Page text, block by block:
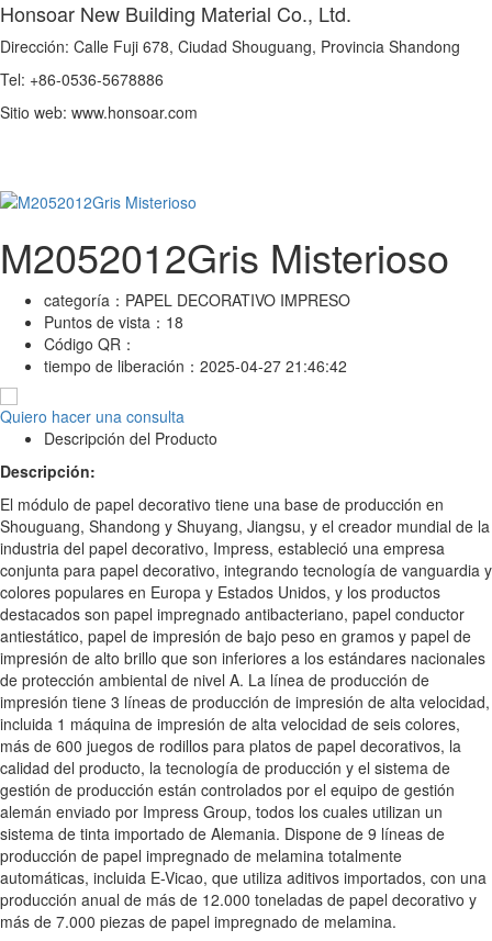
Honsoar New Building Material Co., Ltd.
Dirección: Calle Fuji 678, Ciudad Shouguang, Provincia Shandong
Tel: +86-0536-5678886
Sitio web: www.honsoar.com
M2052012Gris Misterioso
categoría： PAPEL DECORATIVO IMPRESO
Puntos de vista： 18
Código QR：
tiempo de liberación： 2025-04-27 21:46:42
Quiero hacer una consulta
Descripción del Producto
Descripción:
El módulo de papel decorativo tiene una base de producción en
Shouguang, Shandong y Shuyang, Jiangsu, y el creador mundial de la
industria del papel decorativo, Impress, estableció una empresa
conjunta para papel decorativo, integrando tecnología de vanguardia y
colores populares en Europa y Estados Unidos, y los productos
destacados son papel impregnado antibacteriano, papel conductor
antiestático, papel de impresión de bajo peso en gramos y papel de
impresión de alto brillo que son inferiores a los estándares nacionales
de protección ambiental de nivel A. La línea de producción de
impresión tiene 3 líneas de producción de impresión de alta velocidad,
incluida 1 máquina de impresión de alta velocidad de seis colores,
más de 600 juegos de rodillos para platos de papel decorativos, la
calidad del producto, la tecnología de producción y el sistema de
gestión de producción están controlados por el equipo de gestión
alemán enviado por Impress Group, todos los cuales utilizan un
sistema de tinta importado de Alemania. Dispone de 9 líneas de
producción de papel impregnado de melamina totalmente
automáticas, incluida E-Vicao, que utiliza aditivos importados, con una
producción anual de más de 12.000 toneladas de papel decorativo y
más de 7.000 piezas de papel impregnado de melamina.